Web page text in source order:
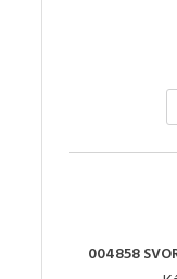
004858